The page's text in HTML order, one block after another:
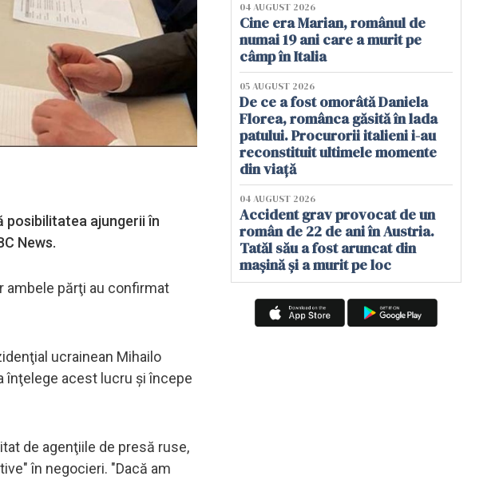
posibilitatea ajungerii în
News.
ambele părţi au confirmat
ucrainean Mihailo
înţelege acest lucru şi începe
de agenţiile de presă ruse,
în negocieri. "Dacă am
04 AUGUST 2026
Cine era Marian, românul de
numai 19 ani care a murit pe
câmp în Italia
05 AUGUST 2026
De ce a fost omorâtă Daniela
Florea, românca găsită în lada
patului. Procurorii italieni i-au
reconstituit ultimele momente
din viață
04 AUGUST 2026
Accident grav provocat de un
român de 22 de ani în Austria.
Tatăl său a fost aruncat din
mașină și a murit pe loc